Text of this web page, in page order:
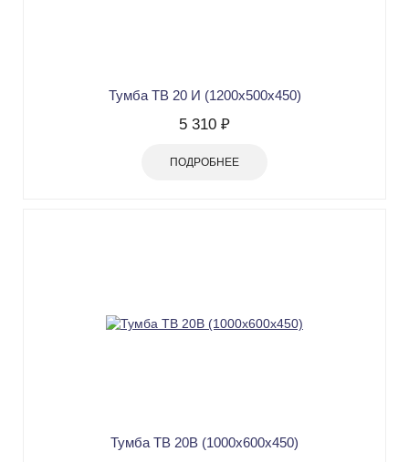
Тумба ТВ 20 И (1200х500х450)
5 310 ₽
ПОДРОБНЕЕ
Тумба ТВ 20В (1000х600х450)